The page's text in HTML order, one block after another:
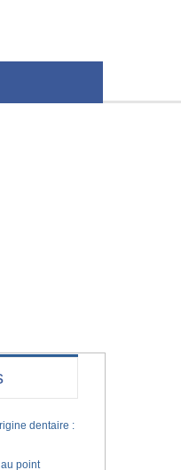
dentaire :
point